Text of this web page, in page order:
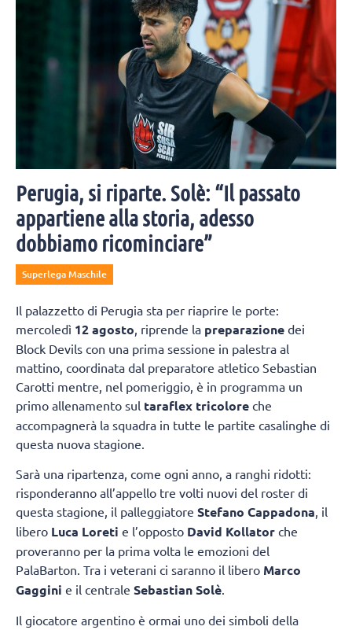
Perugia, si riparte. Solè: “Il passato
appartiene alla storia, adesso
dobbiamo ricominciare”
Superlega Maschile
Il palazzetto di Perugia sta per riaprire le porte:
mercoledì 12 agosto , riprende la preparazione dei
Block Devils con una prima sessione in palestra al
mattino, coordinata dal preparatore atletico Sebastian
Carotti mentre, nel pomeriggio, è in programma un
primo allenamento sul taraflex tricolore che
accompagnerà la squadra in tutte le partite casalinghe di
questa nuova stagione.
Sarà una ripartenza, come ogni anno, a ranghi ridotti:
risponderanno all’appello tre volti nuovi del roster di
questa stagione, il palleggiatore Stefano Cappadona , il
libero Luca Loreti e l’opposto David Kollator che
proveranno per la prima volta le emozioni del
PalaBarton. Tra i veterani ci saranno il libero Marco
Gaggini e il centrale Sebastian Solè
Il giocatore argentino è ormai uno dei simboli della